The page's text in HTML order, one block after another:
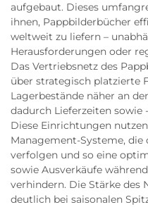
aufgebaut. Dieses
ihnen, Pappbilderbücher
weltweit zu liefern –
Herausforderungen oder
Das Vertriebsnetz des
über strategisch platzierte
Lagerbestände näher an
dadurch Lieferzeiten sowie
Diese Einrichtungen
Management-Systeme,
verfolgen und so eine
sowie Ausverkäufe
verhindern. Die Stärke des
deutlich bei saisonalen